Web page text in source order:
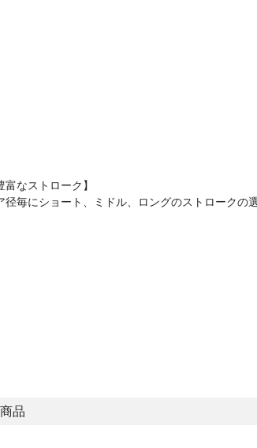
富なストローク】
径毎にショート、ミドル、ロングのストロークの選
品